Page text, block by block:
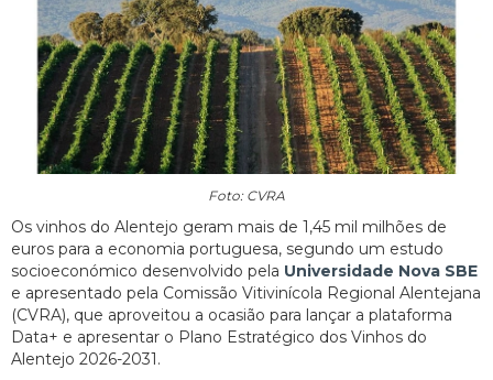
Foto: CVRA
Os vinhos do Alentejo geram mais de 1,45 mil milhões de
euros para a economia portuguesa, segundo um estudo
socioeconómico desenvolvido pela Universidade Nova SBE
e apresentado pela Comissão Vitivinícola Regional Alentejana
(CVRA), que aproveitou a ocasião para lançar a plataforma
Data+ e apresentar o Plano Estratégico dos Vinhos do
Alentejo 2026-2031.